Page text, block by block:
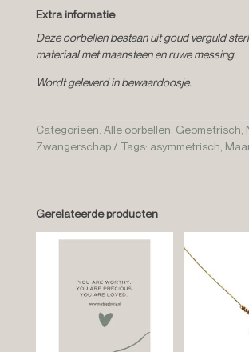
Extra informatie
Deze oorbellen bestaan uit goud verguld
materiaal met maansteen en ruwe messing.
Wordt geleverd in bewaardoosje.
Categorieën: Alle oorbellen Geometrisch
Zwangerschap
Tags: asymmetrisch
Gerelateerde producten